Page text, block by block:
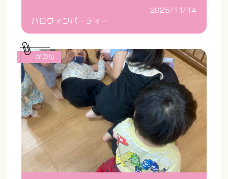
2025/11/14
ハロウィンパーティー
かのん